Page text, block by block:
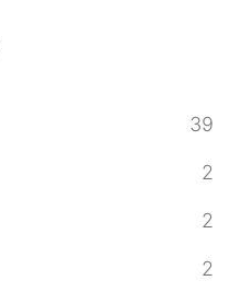
39
2
2
2